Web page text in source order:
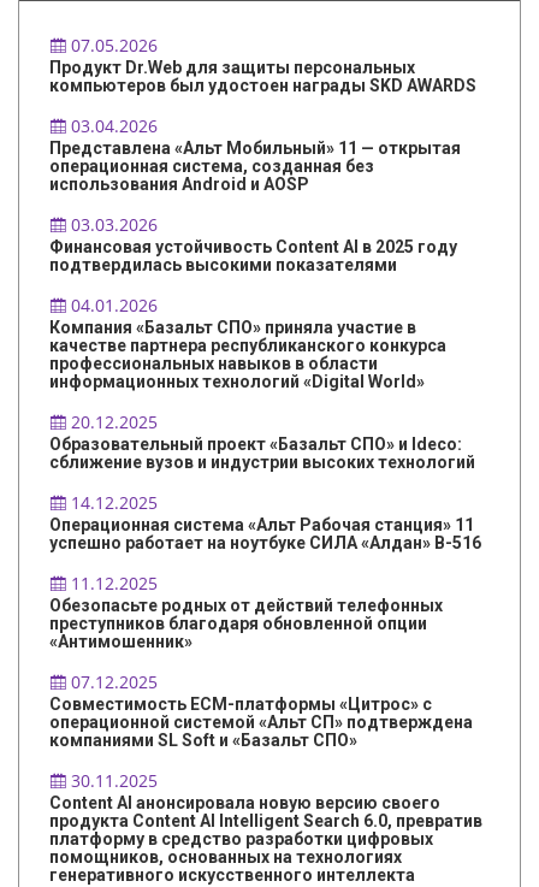
07.05.2026
Продукт Dr.Web для защиты персональных
компьютеров был удостоен награды SKD AWARDS
03.04.2026
Представлена «Альт Мобильный» 11 — открытая
операционная система, созданная без
использования Android и AOSP
03.03.2026
Финансовая устойчивость Content AI в 2025 году
подтвердилась высокими показателями
04.01.2026
Компания «Базальт СПО» приняла участие в
качестве партнера республиканского конкурса
профессиональных навыков в области
информационных технологий «Digital World»
20.12.2025
Образовательный проект «Базальт СПО» и Ideco:
сближение вузов и индустрии высоких технологий
14.12.2025
Операционная система «Альт Рабочая станция» 11
успешно работает на ноутбуке СИЛА «Алдан» B-516
11.12.2025
Обезопасьте родных от действий телефонных
преступников благодаря обновленной опции
«Антимошенник»
07.12.2025
Совместимость ECM-платформы «Цитрос» с
операционной системой «Альт СП» подтверждена
компаниями SL Soft и «Базальт СПО»
30.11.2025
Content AI анонсировала новую версию своего
продукта Content AI Intelligent Search 6.0, превратив
платформу в средство разработки цифровых
помощников, основанных на технологиях
генеративного искусственного интеллекта